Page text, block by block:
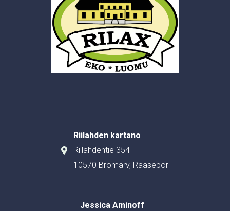
Riilahden kartano
Riilahdentie 354
10570 Bromarv, Raasepori
Jessica Aminoff